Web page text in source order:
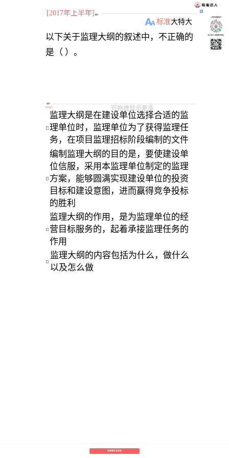
[2017年上半年] 题目
标准大特大
以下关于监理大纲的叙述中，不正确的
可拖拽显示更多
选项
单选题
A
监理大纲是在建设单位选择合适的监
理单位时，监理单位为了获得监理任
务，在项目监理招标阶段编制的文件
B
编制监理大纲的目的是，要使建设单
位信服，采用本监理单位制定的监理
方案，能够圆满实现建设单位的投资
目标和建设意图，进而赢得竞争投标
的胜利
C
监理大纲的作用，是为监理单位的经
营目标服务的，起着承接监理任务的
作用
D
监理大纲的内容包括为什么，做什么
以及怎么做
小程序刷题软件
关注“柴丁”获取备考资料
查看解析及答案